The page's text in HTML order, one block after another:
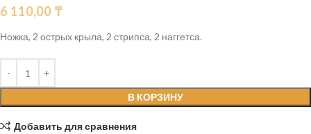
6 110,00 ₸
Ножка, 2 острых крыла, 2 стрипса, 2 наггетса.
В КОРЗИНУ
Добавить для сравнения